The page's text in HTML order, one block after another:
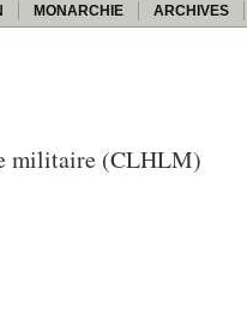
MONARCHIE ARCHIVES
militaire (CLHLM)